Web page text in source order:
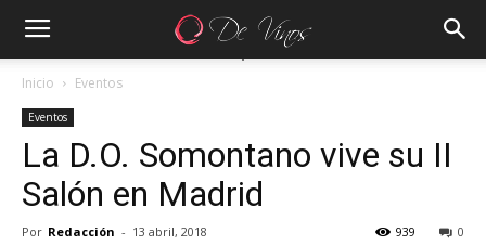
Inicio Eventos
Eventos
La D.O. Somontano vive su II
Salón en Madrid
Por Redacción - 13 abril, 2018 0
939